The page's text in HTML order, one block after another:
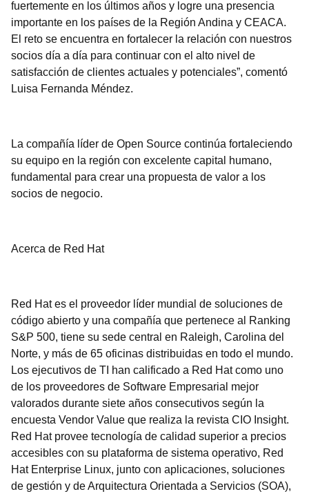
fuertemente en los últimos años y logre una presencia
importante en los países de la Región Andina y CEACA.
El reto se encuentra en fortalecer la relación con nuestros
socios día a día para continuar con el alto nivel de
satisfacción de clientes actuales y potenciales”, comentó
Luisa Fernanda Méndez.
La compañía líder de Open Source continúa fortaleciendo
su equipo en la región con excelente capital humano,
fundamental para crear una propuesta de valor a los
socios de negocio.
Acerca de Red Hat
Red Hat es el proveedor líder mundial de soluciones de
código abierto y una compañía que pertenece al Ranking
S&P 500, tiene su sede central en Raleigh, Carolina del
Norte, y más de 65 oficinas distribuidas en todo el mundo.
Los ejecutivos de TI han calificado a Red Hat como uno
de los proveedores de Software Empresarial mejor
valorados durante siete años consecutivos según la
encuesta Vendor Value que realiza la revista CIO Insight.
Red Hat provee tecnología de calidad superior a precios
accesibles con su plataforma de sistema operativo, Red
Hat Enterprise Linux, junto con aplicaciones, soluciones
de gestión y de Arquitectura Orientada a Servicios (SOA),